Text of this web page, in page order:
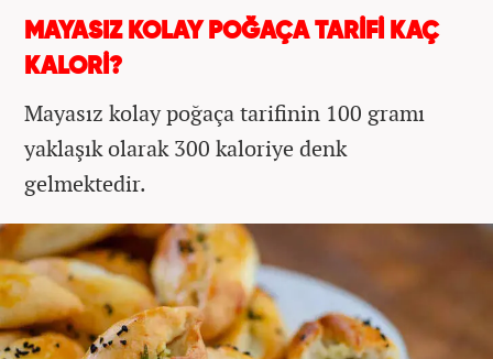
MAYASIZ KOLAY POĞAÇA TARİFİ KAÇ
KALORİ?
Mayasız kolay poğaça tarifinin 100 gramı
yaklaşık olarak 300 kaloriye denk
gelmektedir.